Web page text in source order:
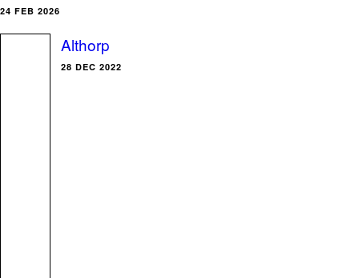
24 FEB 2026
Althorp
28 DEC 2022